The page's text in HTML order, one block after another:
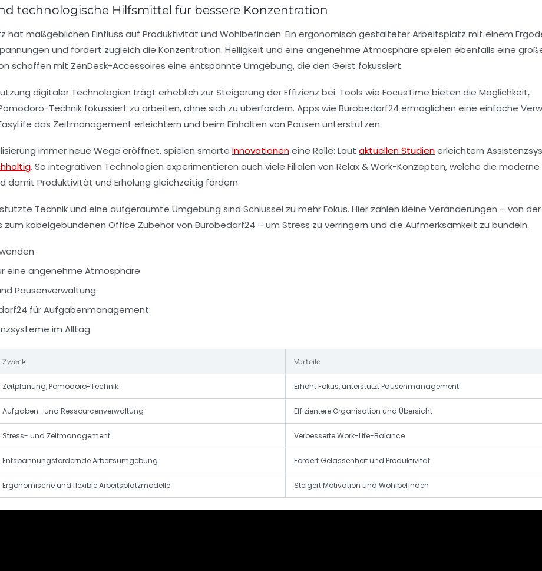
technologische Hilfsmittel für bessere Konzentration
hat maßgeblichen Einfluss auf Produktivität und Wohlbefinden. Ein ergonomisch gestalteter Arbeitsplatz mit einem
und fördert zugleich die Konzentration. Helligkeit und eine angenehme Atmosphäre spielen ebenfalls eine
schaffen mit ZenDesk-Accessoires eine entspannte Umgebung, die den Geist fokussiert.
digitaler Technologien trägt erheblich zur Steigerung der Effizienz bei. Tools wie FocusTime bieten die Möglichkeit,
Technik fokussiert zu arbeiten, ohne sich zu überfordern. Apps wie Bürobedarf24 ermöglichen eine einfache
das Zeitmanagement erleichtern und beim Einhalten von Pausen unterstützen.
immer neue Wege eröffnet, spielen smarte Innovationeneine Rolle: Laut aktuellen Studienerleichtern
. So integrativen Technologien experimentieren auch viele Filialen von Relax & Work-Konzepten, welche die moderne
Produktivität und Erholung gleichzeitig fördern.
Technik und eine aufgeräumte Umgebung sind Schlüssel zu mehr Fokus. Hier zählen kleine Veränderungen – von der
kabelgebundenen Office Zubehör von Bürobedarf24 – um Stress zu verringern und die Aufmerksamkeit zu bündeln.
eine angenehme Atmosphäre
Pausenverwaltung
für Aufgabenmanagement
im Alltag
Zweck Vorteile
Zeitplanung, Pomodoro-Technik Erhöht Fokus, unterstützt Pausenmanagement
Aufgaben- und Ressourcenverwaltung Effizientere Organisation und Übersicht
Stress- und Zeitmanagement Verbesserte Work-Life-Balance
Entspannungsfördernde Arbeitsumgebung Fördert Gelassenheit und Produktivität
Ergonomische und flexible Arbeitsplatzmodelle Steigert Motivation und Wohlbefinden